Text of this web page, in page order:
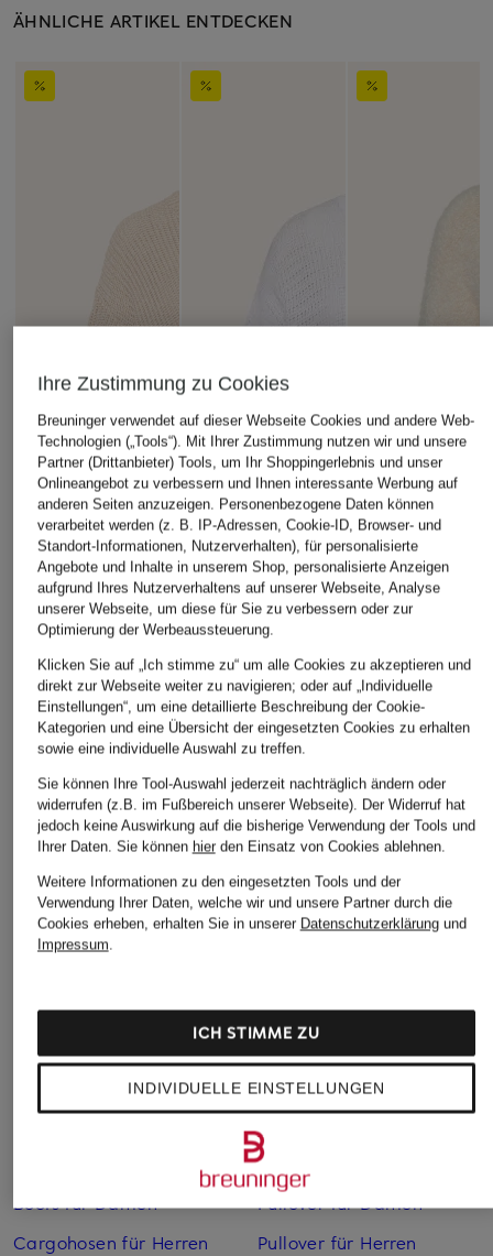
ÄHNLICHE ARTIKEL ENTDECKEN
+Aktionsrabatt
CINQUE
3/4-Arm
89,99 €
Ursprünglich:169,99 €
+Aktionsrabatt
Juvia
99,99 €
Bestpreis: 159,99 €
+Aktionsrabatt
Rich & Royal
3/4-Arm und
Glitzergarn
89,99 €
Bestpreis:
Ursprünglich:129,95 €
Weitere Kategorien
Boots für Damen
Cargohosen für Herren
Mäntel für Herren
Pullover für Damen
Pullover für Herren
Ihre Zustimmung zu Cookies
Breuninger verwendet auf dieser Webseite Cookies und andere Web-
Technologien („Tools“). Mit Ihrer Zustimmung nutzen wir und unsere
Partner (Drittanbieter) Tools, um Ihr Shoppingerlebnis und unser
Onlineangebot zu verbessern und Ihnen interessante Werbung auf
anderen Seiten anzuzeigen. Personenbezogene Daten können
verarbeitet werden (z. B. IP-Adressen, Cookie-ID, Browser- und
Standort-Informationen, Nutzerverhalten), für personalisierte
Angebote und Inhalte in unserem Shop, personalisierte Anzeigen
aufgrund Ihres Nutzerverhaltens auf unserer Webseite, Analyse
unserer Webseite, um diese für Sie zu verbessern oder zur
Optimierung der Werbeaussteuerung.
Klicken Sie auf „Ich stimme zu“ um alle Cookies zu akzeptieren und
direkt zur Webseite weiter zu navigieren; oder auf „Individuelle
Einstellungen“, um eine detaillierte Beschreibung der Cookie-
Kategorien und eine Übersicht der eingesetzten Cookies zu erhalten
sowie eine individuelle Auswahl zu treffen.
Sie können Ihre Tool-Auswahl jederzeit nachträglich ändern oder
widerrufen (z.B. im Fußbereich unserer Webseite). Der Widerruf hat
jedoch keine Auswirkung auf die bisherige Verwendung der Tools und
Ihrer Daten. Sie können hierden Einsatz von Cookies ablehnen.
Weitere Informationen zu den eingesetzten Tools und der
Verwendung Ihrer Daten, welche wir und unsere Partner durch die
Cookies erheben, erhalten Sie in unserer Datenschutzerklärungund
Impressum.
INDIVIDUELLE EINSTELLUNGEN
ICH STIMME ZU